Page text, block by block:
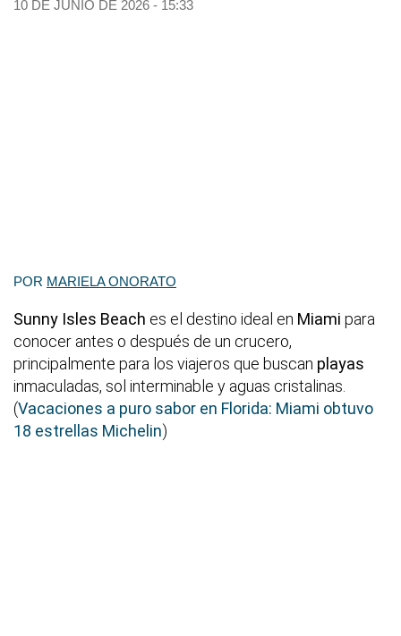
10 DE JUNIO DE 2026 - 15:33
POR MARIELA ONORATO
Sunny Isles Beach es el destino ideal en Miami para
conocer antes o después de un crucero,
principalmente para los viajeros que buscan playas
inmaculadas, sol interminable y aguas cristalinas.
(Vacaciones a puro sabor en Florida: Miami obtuvo
18 estrellas Michelin)